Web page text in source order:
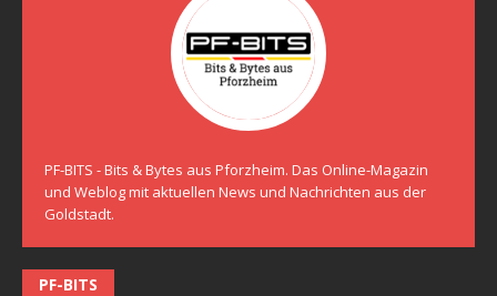
PF-BITS - Bits & Bytes aus Pforzheim. Das Online-Magazin
und Weblog mit aktuellen News und Nachrichten aus der
Goldstadt.
PF-BITS